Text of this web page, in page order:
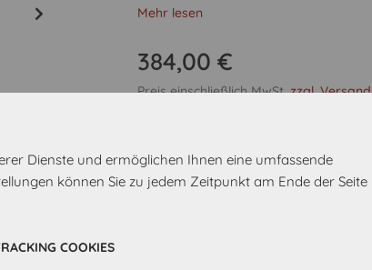
Dienste und ermöglichen Ihnen eine umfassende
können Sie zu jedem Zeitpunkt am Ende der Seite
COOKIES
Mehr lesen
384,00 €
Preis einschließlich MwSt.zzgl. Versand